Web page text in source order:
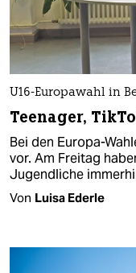
U16-Europawahl in
Teenager,
Bei den Europa-
vor. Am Freitag
Jugendliche
Von Luisa Ederle